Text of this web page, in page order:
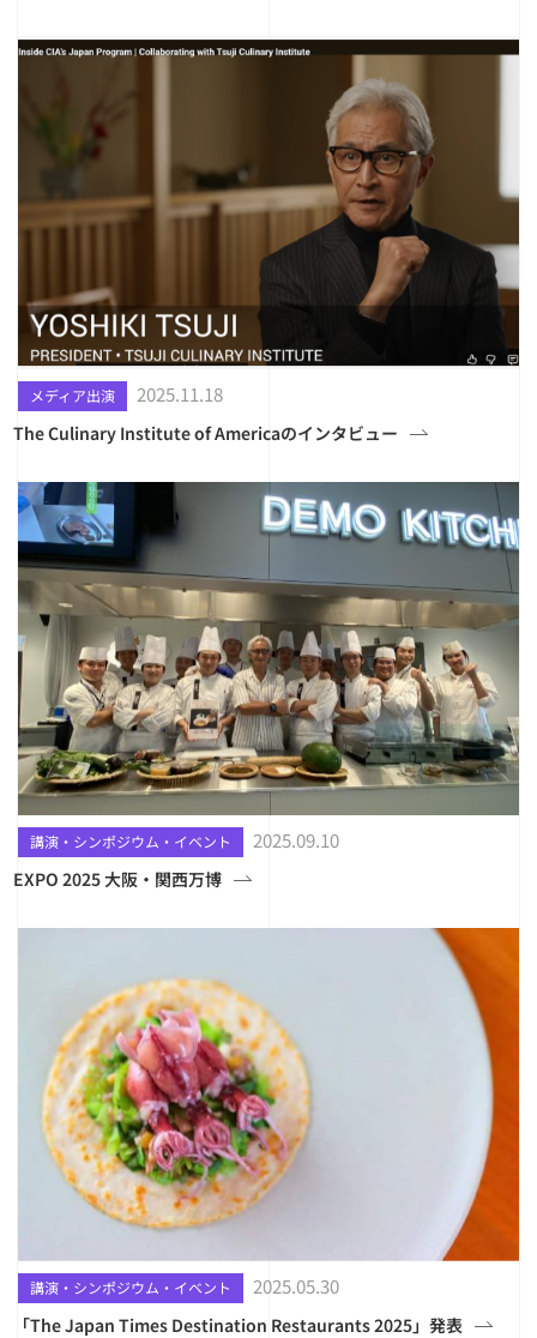
メディア出演 2025.11.18
The Culinary Institute of Americaのインタビュー
講演・シンポジウム・イベント 2025.09.10
EXPO 2025 大阪・関西万博
講演・シンポジウム・イベント 2025.05.30
「The Japan Times Destination Restaurants 2025」発表